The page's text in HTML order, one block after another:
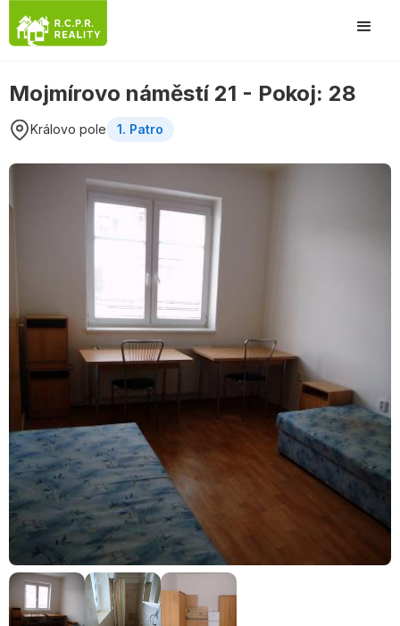
Mojmírovo náměstí 21 - Pokoj: 28
Královo pole 1. Patro